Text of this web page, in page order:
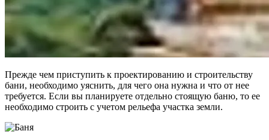
Прежде чем приступить к проектированию и строительству
бани, необходимо уяснить, для чего она нужна и что от нее
требуется. Если вы планируете отдельно стоящую баню, то ее
необходимо строить с учетом рельефа участка земли.